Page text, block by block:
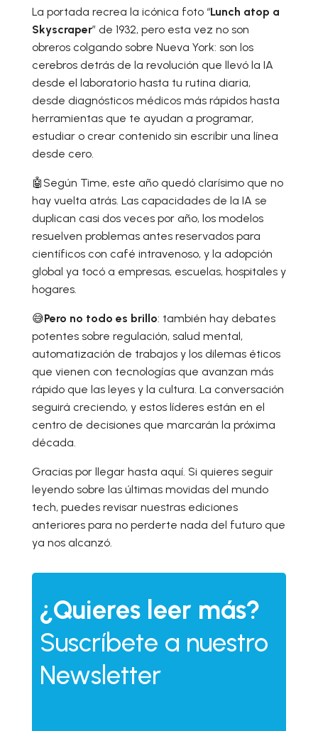
La portada recrea la icónica foto “Lunch atop a
Skyscraper” de 1932, pero esta vez no son
obreros colgando sobre Nueva York: son los
cerebros detrás de la revolución que llevó la IA
desde el laboratorio hasta tu rutina diaria,
desde diagnósticos médicos más rápidos hasta
herramientas que te ayudan a programar,
estudiar o crear contenido sin escribir una línea
desde cero.
🤖Según Time, este año quedó clarísimo que no
hay vuelta atrás. Las capacidades de la IA se
duplican casi dos veces por año, los modelos
resuelven problemas antes reservados para
científicos con café intravenoso, y la adopción
global ya tocó a empresas, escuelas, hospitales y
hogares.
😅Pero no todo es brillo: también hay debates
potentes sobre regulación, salud mental,
automatización de trabajos y los dilemas éticos
que vienen con tecnologías que avanzan más
rápido que las leyes y la cultura. La conversación
seguirá creciendo, y estos líderes están en el
centro de decisiones que marcarán la próxima
década.
Gracias por llegar hasta aquí. Si quieres seguir
leyendo sobre las últimas movidas del mundo
tech, puedes revisar nuestras ediciones
anteriores para no perderte nada del futuro que
ya nos alcanzó.
¿Quieres leer más?
Suscríbete a nuestro
Newsletter